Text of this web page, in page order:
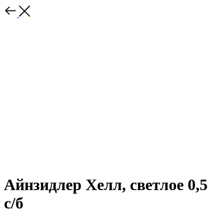
Айнзидлер Хелл, светлое 0,5
с/б